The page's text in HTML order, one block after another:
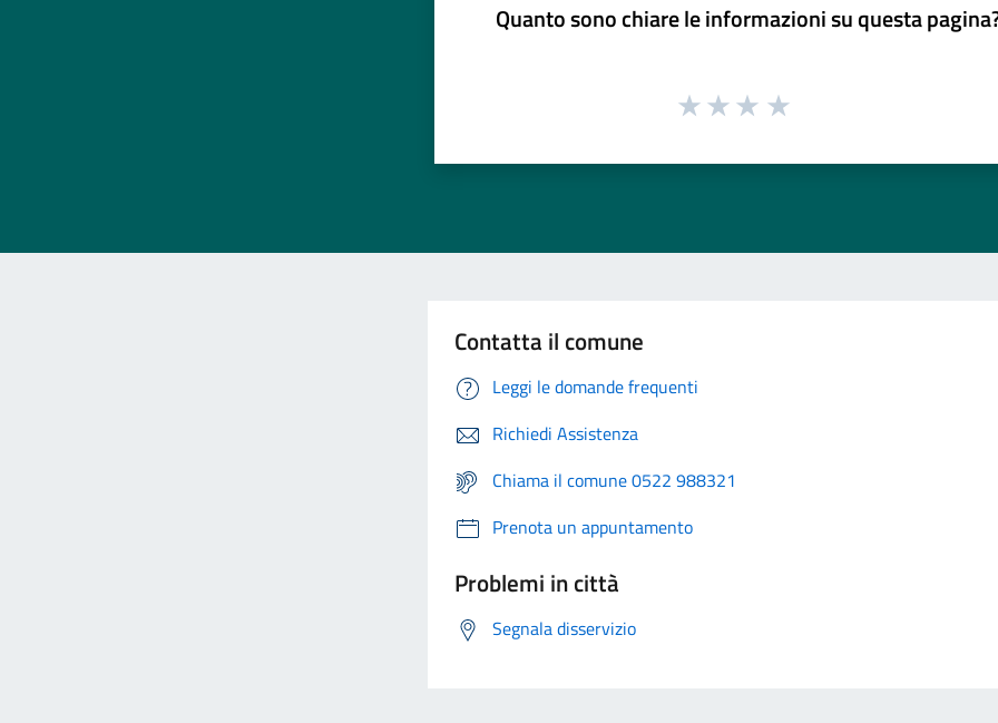
Quanto sono chiare le informazioni su questa
Contatta il comune
Leggi le domande frequenti
Richiedi Assistenza
Chiama il comune 0522 988321
Prenota un appuntamento
Problemi in città
Segnala disservizio